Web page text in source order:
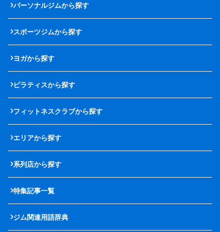
パーソナルジムから探す
スポーツジムから探す
ヨガから探す
ピラティスから探す
フィットネスクラブから探す
エリアから探す
系列店から探す
特集記事一覧
ジム関連用語辞典